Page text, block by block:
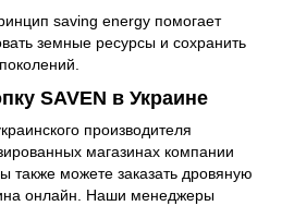
saving energy помогает
земные ресурсы и сохранить
SAVEN в Украине
производителя
магазинах компании
также можете заказать дровяную
онлайн. Наши менеджеры